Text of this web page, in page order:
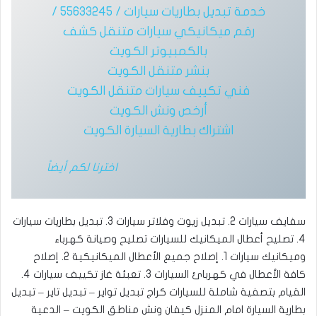
خدمة تبديل بطاريات سيارات / 55633245 /
رقم ميكانيكي سيارات متنقل كشف
بالكمبيوتر الكويت
بنشر متنقل الكويت
فني تكييف سيارات متنقل الكويت
أرخص ونش الكويت
اشتراك بطارية السيارة الكويت
اخترنا لكم أيضاً
سفايف سيارات 2. تبديل زيوت وفلاتر سيارات 3. تبديل بطاريات سيارات
4. تصليح أعطال الميكانيك للسيارات ‎تصليح وصيانة كهرباء
وميكانيك سيارات 1. إصلاح جميع الأعطال الميكانيكية 2. إصلاح
كافة الأعطال في كهربائ السيارات 3. تعبئة غاز تكييف سيارات 4.
القيام بتصفية شاملة للسيارات ‎كراج تبديل تواير – تبديل تاير – تبديل
بطارية السيارة امام المنزل كيفان ونش مناطق الكويت – الدعية